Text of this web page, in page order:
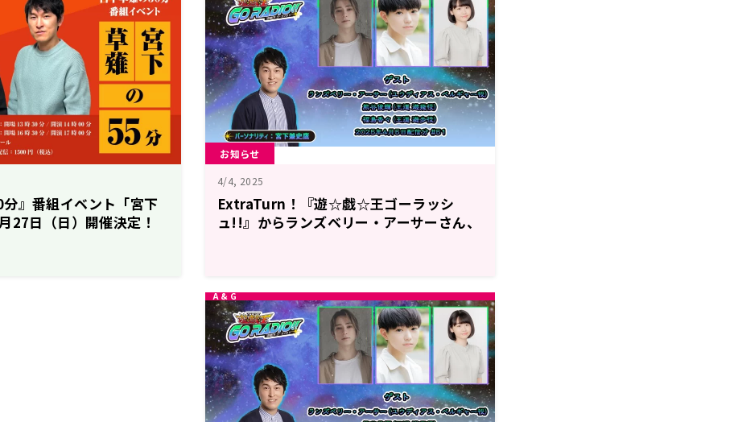
分』番組イベント「宮下
27日（日）開催決定！
ズが出演
お知らせ
4/4, 2025
ExtraTurn！『遊☆戯☆王ゴーラッシ
ュ!!』からランズベリー・アーサーさん、